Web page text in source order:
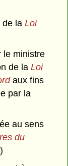
de la Loi
le ministre
de la Loi
aux fins
par la
au sens
du